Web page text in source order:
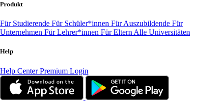
Produkt
Für Studierende Für Schüler*innen Für Auszubildende Für
Unternehmen Für Lehrer*innen Für Eltern Alle Universitäten
Help
Help CenterPremium Login